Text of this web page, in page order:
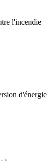
l'incendie
d'énergie